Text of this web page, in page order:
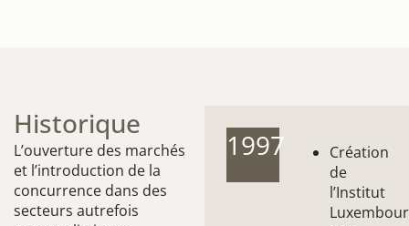
Historique
L’ouverture des marchés
et l’introduction de la
concurrence dans des
secteurs autrefois
1997
Création
de
l’Institut